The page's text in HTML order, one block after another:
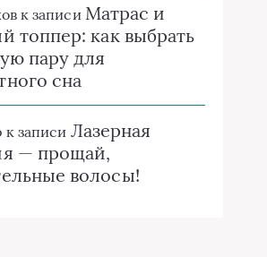
к записи Матрас и
топпер: как выбрать
пару для
сна
к записи Лазерная
— прощай,
волосы!